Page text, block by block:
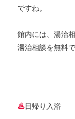
ですね。
館内には、湯治
湯治相談を無料で
♨日帰り入浴